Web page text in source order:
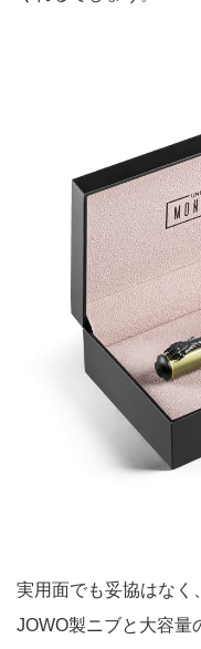
実用面でも妥協はなく
JOWO製ニブと大容量